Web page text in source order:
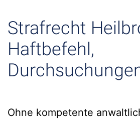
Strafrecht
Haftbefehl,
Ohne kompetente